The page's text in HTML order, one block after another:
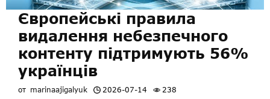
Європейські правила
видалення небезпечного
контенту підтримують 56%
українців
от marinaajigalyuk 2026-07-14 238